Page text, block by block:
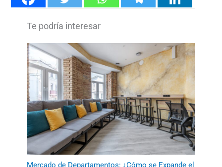
Mercado de Departamentos: ¿Cómo se Expande el